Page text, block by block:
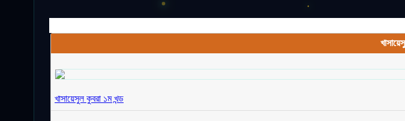
খাসায়েসুল কুবরা ১ম খন্ড